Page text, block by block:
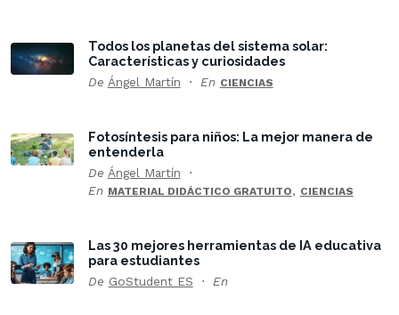
Todos los planetas del sistema solar:
Características y curiosidades
De Ángel Martín En CIENCIAS
Fotosíntesis para niños: La mejor manera de
entenderla
De Ángel Martín
En MATERIAL DIDÁCTICO GRATUITO, CIENCIAS
Las 30 mejores herramientas de IA educativa
para estudiantes
De GoStudent ES En